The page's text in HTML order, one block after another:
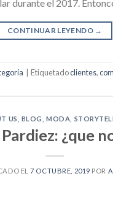
durante el 2017.
CONTINUAR LEYENDO →
Etiquetadoclientes,
US BLOG ,MODA
¿que
EL7 OCTUBRE, 2019 POR